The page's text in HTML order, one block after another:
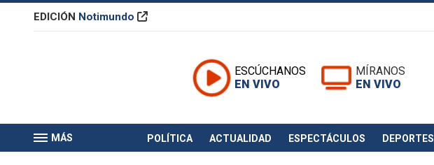
EDICIÓN Notimundo
ESCÚCHANOS
EN VIVO
MÍRANOS
EN VIVO
MÁS POLÍTICA ACTUALIDAD ESPECTÁCULOS DEPORTES